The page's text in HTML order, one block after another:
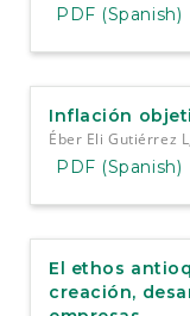
PDF (Spanish)
Inflación
Éber Eli Gutiérrez
PDF (Spanish)
El ethos
creación,